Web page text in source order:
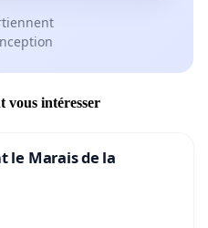
vous intéresser
le Marais de la